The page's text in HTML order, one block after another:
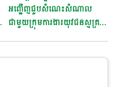
អញ្ជើញជួបសំណេះសំណាល
ជាមួយក្រុមការងារយុវជនស្មគ្រ